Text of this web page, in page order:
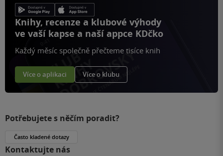
Knihy, recenze a klubové výhody
ve vaší kapse a naší appce KDčko
Každý měsíc společně přečteme tisíce knih
Více o aplikaci Více o klubu
Potřebujete s něčím poradit?
Často kladené dotazy
Kontaktujte nás